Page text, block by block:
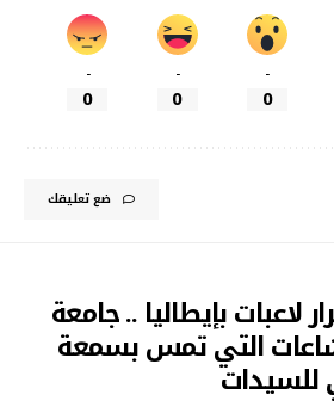
-
0
-
0
-
0
ضع تعليقك
لاعبات بإيطاليا .. جامعة
التي تمس بسمعة
للسيدات